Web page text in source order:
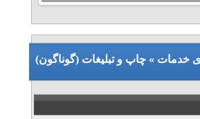
خدمات » چاپ و تبلیغات (گوناگون)